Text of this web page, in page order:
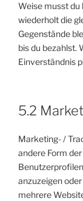
Weise musst du
wiederholt die
Gegenstände
bis du bezahlst.
Einverständnis
5.2
Marketing- /
andere Form
anzuzeigen
mehrere